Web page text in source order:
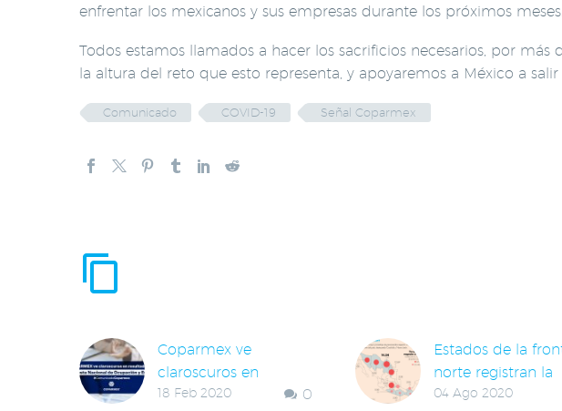
enfrentar los mexicanos y sus empresas durante los próximos meses.
Todos estamos llamados a hacer los sacrificios necesarios, por
la altura del reto que esto representa, y apoyaremos a México a
Comunicado COVID-19 Señal Coparmex
Coparmex ve
claroscuros en
resultados de
0
18 Feb 2020
Estados de la
norte registran la
mayor tasa de
04 Ago 2020